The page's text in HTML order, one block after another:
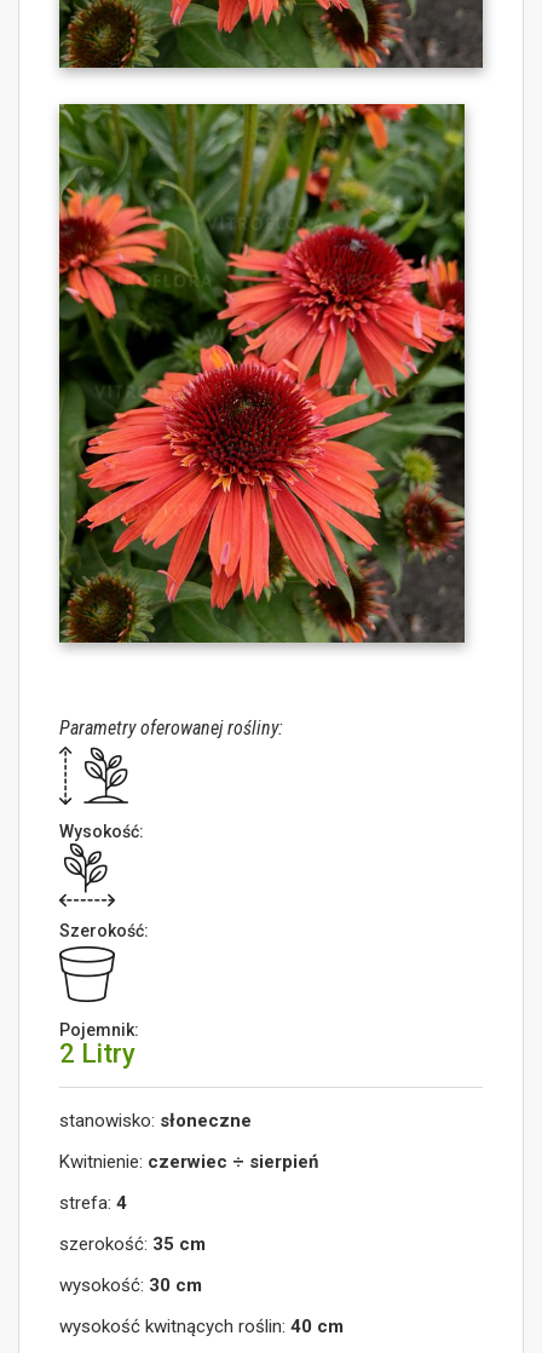
Parametry oferowanej rośliny:
Wysokość:
Szerokość:
Pojemnik:
2 Litry
stanowisko: słoneczne
Kwitnienie: czerwiec ÷ sierpień
strefa:4
szerokość: 35 cm
wysokość: 30 cm
wysokość kwitnących roślin:40 cm